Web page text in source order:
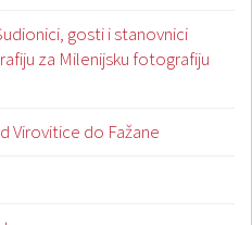
gosti i stanovnici
za Milenijsku fotografiju
Virovitice do Fažane